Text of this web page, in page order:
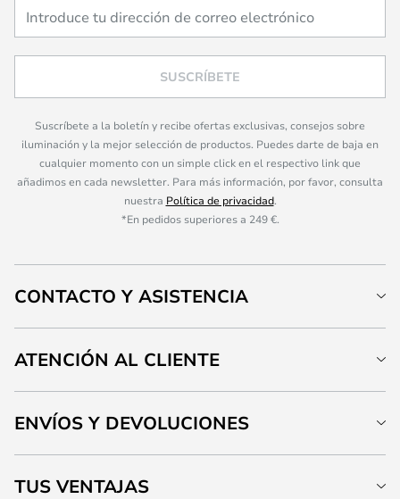
SUSCRÍBETE
Suscríbete a la boletín y recibe ofertas exclusivas, consejos sobre
iluminación y la mejor selección de productos. Puedes darte de baja en
cualquier momento con un simple click en el respectivo link que
añadimos en cada newsletter. Para más información, por favor, consulta
nuestra Política de privacidad.
*En pedidos superiores a 249 €.
CONTACTO Y ASISTENCIA
ATENCIÓN AL CLIENTE
ENVÍOS Y DEVOLUCIONES
TUS VENTAJAS